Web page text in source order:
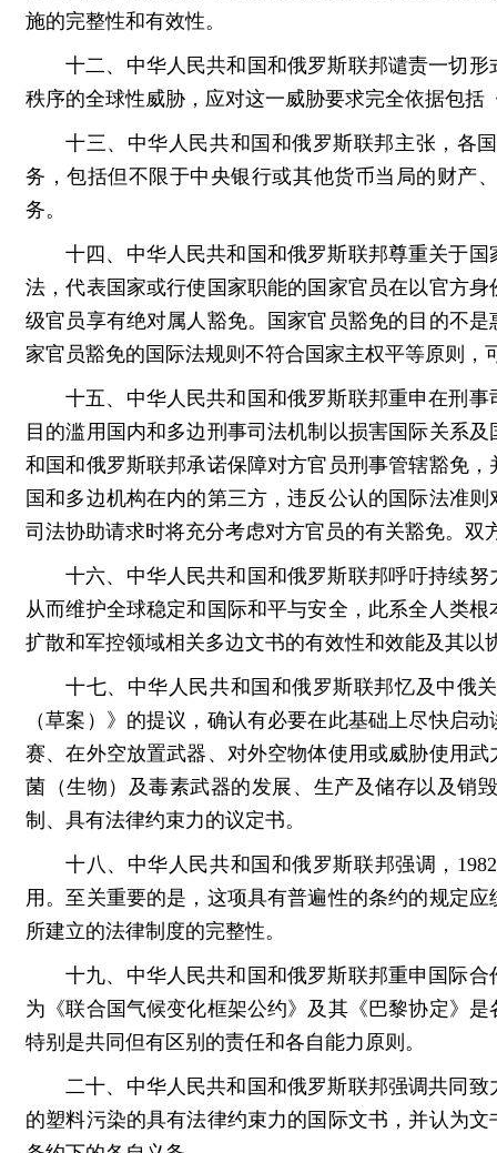
施的完整性和有效性。
十二、中华人民共和国和俄罗斯联邦谴责一切
秩序的全球性威胁，应对这一威胁要求完全依据包
十三、中华人民共和国和俄罗斯联邦主张，各
务，包括但不限于中央银行或其他货币当局的财产
务。
十四、中华人民共和国和俄罗斯联邦尊重关于
法，代表国家或行使国家职能的国家官员在以官方
级官员享有绝对属人豁免。国家官员豁免的目的不
家官员豁免的国际法规则不符合国家主权平等原则，
十五、中华人民共和国和俄罗斯联邦重申在刑
目的滥用国内和多边刑事司法机制以损害国际关系
和国和俄罗斯联邦承诺保障对方官员刑事管辖豁免
国和多边机构在内的第三方，违反公认的国际法准
司法协助请求时将充分考虑对方官员的有关豁免。
十六、中华人民共和国和俄罗斯联邦呼吁持续
从而维护全球稳定和国际和平与安全，此系全人类
扩散和军控领域相关多边文书的有效性和效能及其以
十七、中华人民共和国和俄罗斯联邦忆及中俄
（草案）》的提议，确认有必要在此基础上尽快启
赛、在外空放置武器、对外空物体使用或威胁使用
菌（生物）及毒素武器的发展、生产及储存以及销
制、具有法律约束力的议定书。
十八、中华人民共和国和俄罗斯联邦强调，
用。至关重要的是，这项具有普遍性的条约的规定
所建立的法律制度的完整性。
十九、中华人民共和国和俄罗斯联邦重申国际
为《联合国气候变化框架公约》及其《巴黎协定》
特别是共同但有区别的责任和各自能力原则。
二十、中华人民共和国和俄罗斯联邦强调共同
的塑料污染的具有法律约束力的国际文书，并认为